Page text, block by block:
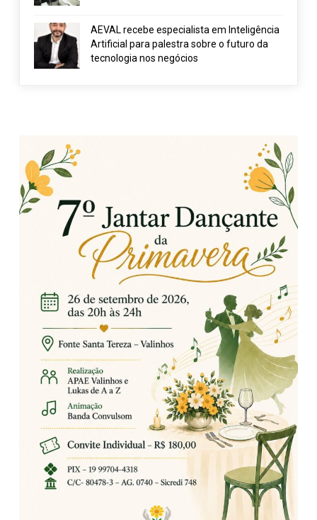
AEVAL recebe especialista em Inteligência
Artificial para palestra sobre o futuro da
tecnologia nos negócios